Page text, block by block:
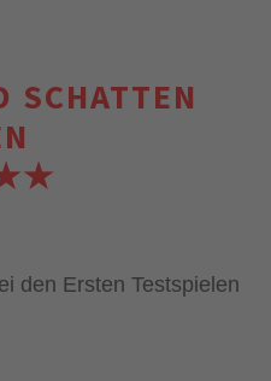
★★
den Ersten Testspielen